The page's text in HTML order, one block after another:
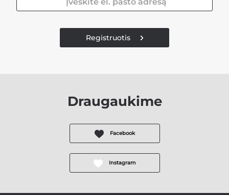
Registruotis
Draugaukime
Facebook
Instagram